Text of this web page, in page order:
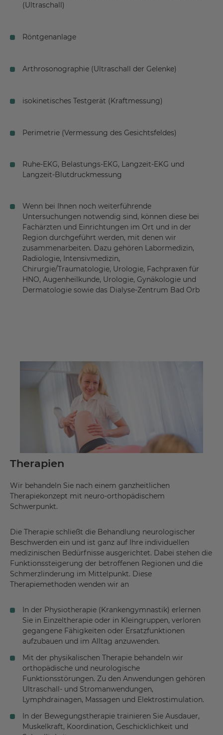
(Ultraschall)
Röntgenanlage
Arthrosonographie (Ultraschall der Gelenke)
isokinetisches Testgerät (Kraftmessung)
Perimetrie (Vermessung des Gesichtsfeldes)
Ruhe-EKG, Belastungs-EKG, Langzeit-EKG und
Langzeit-Blutdruckmessung
Wenn bei Ihnen noch weiterführende
Untersuchungen notwendig sind, können diese bei
Fachärzten und Einrichtungen im Ort und in der
Region durchgeführt werden, mit denen wir
zusammenarbeiten. Dazu gehören Labormedizin,
Radiologie, Intensivmedizin,
Chirurgie/Traumatologie, Urologie, Fachpraxen für
HNO, Augenheilkunde, Urologie, Gynäkologie und
Dermatologie sowie das Dialyse-Zentrum Bad Orb
Therapien
Wir behandeln Sie nach einem ganzheitlichen
Therapiekonzept mit neuro-orthopädischem
Schwerpunkt.
Die Therapie schließt die Behandlung neurologischer
Beschwerden ein und ist ganz auf Ihre individuellen
medizinischen Bedürfnisse ausgerichtet. Dabei stehen die
Funktionssteigerung der betroffenen Regionen und die
Schmerzlinderung im Mittelpunkt. Diese
Therapiemethoden wenden wir an
In der Physiotherapie (Krankengymnastik) erlernen
Sie in Einzeltherapie oder in Kleingruppen, verloren
gegangene Fähigkeiten oder Ersatzfunktionen
aufzubauen und im Alltag anzuwenden.
Mit der physikalischen Therapie behandeln wir
orthopädische und neurologische
Funktionsstörungen. Zu den Anwendungen gehören
Ultraschall- und Stromanwendungen,
Lymphdrainagen, Massagen und Elektrostimulation.
In der Bewegungstherapie trainieren Sie Ausdauer,
Muskelkraft, Koordination, Geschicklichkeit und